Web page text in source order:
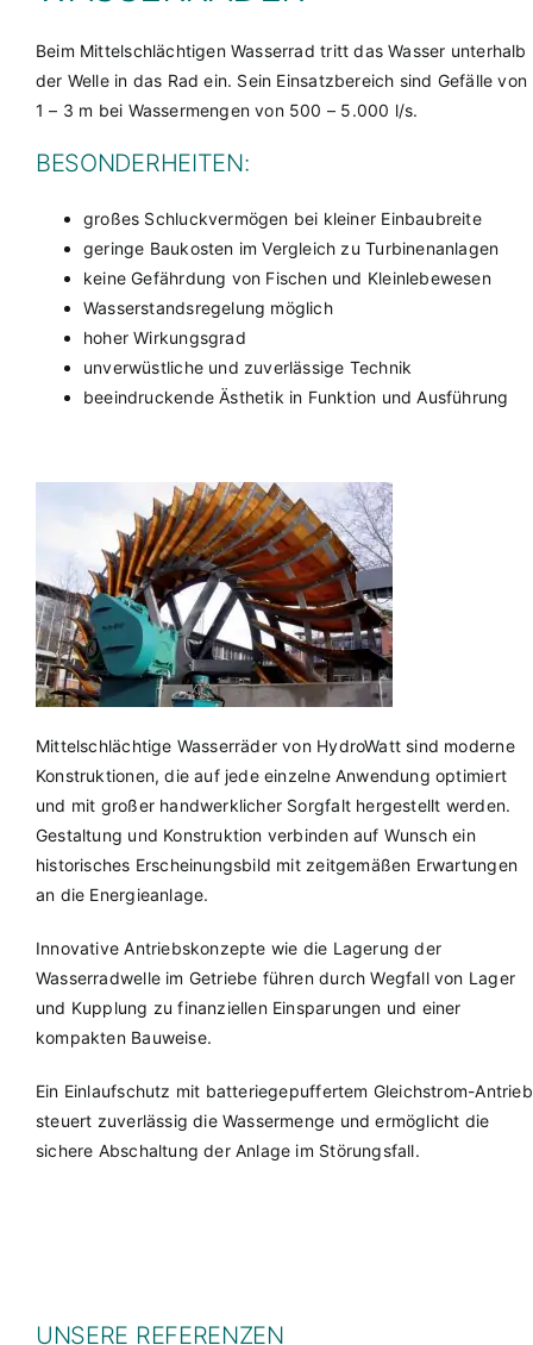
Beim Mittelschlächtigen Wasserrad tritt das Wasser unterhalb
der Welle in das Rad ein. Sein Einsatzbereich sind Gefälle von
1 – 3 m bei Wassermengen von 500 – 5.000 l/s.
BESONDERHEITEN:
großes Schluckvermögen bei kleiner Einbaubreite
geringe Baukosten im Vergleich zu Turbinenanlagen
keine Gefährdung von Fischen und Kleinlebewesen
Wasserstandsregelung möglich
hoher Wirkungsgrad
unverwüstliche und zuverlässige Technik
beeindruckende Ästhetik in Funktion und Ausführung
Mittelschlächtige Wasserräder von HydroWatt sind moderne
Konstruktionen, die auf jede einzelne Anwendung optimiert
und mit großer handwerklicher Sorgfalt hergestellt werden.
Gestaltung und Konstruktion verbinden auf Wunsch ein
historisches Erscheinungsbild mit zeitgemäßen Erwartungen
an die Energieanlage.
Innovative Antriebskonzepte wie die Lagerung der
Wasserradwelle im Getriebe führen durch Wegfall von Lager
und Kupplung zu finanziellen Einsparungen und einer
kompakten Bauweise.
Ein Einlaufschutz mit batteriegepuffertem Gleichstrom-Antrieb
steuert zuverlässig die Wassermenge und ermöglicht die
sichere Abschaltung der Anlage im Störungsfall.
UNSERE REFERENZEN